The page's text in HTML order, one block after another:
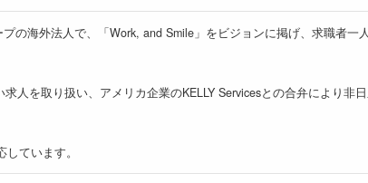
の海外法人で、「Work, and Smile」をビジョンに掲げ、求職者一
人を取り扱い、アメリカ企業のKELLY Servicesとの合弁により非
ています。